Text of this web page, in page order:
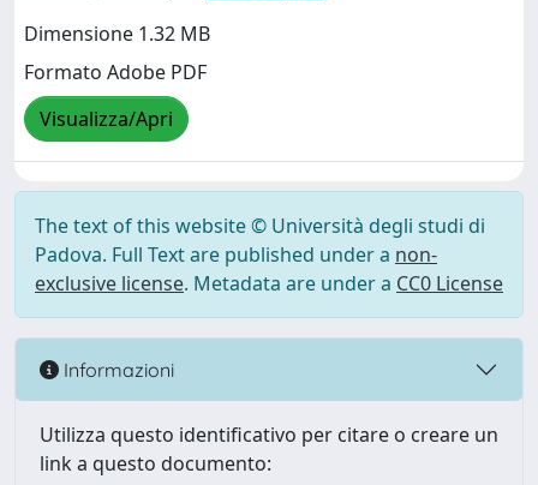
Dimensione 1.32 MB
Formato Adobe PDF
Visualizza/Apri
The text of this website © Università degli studi di
Padova. Full Text are published under a non-
exclusive license. Metadata are under a CC0 License
Informazioni
Utilizza questo identificativo per citare o creare un
link a questo documento: